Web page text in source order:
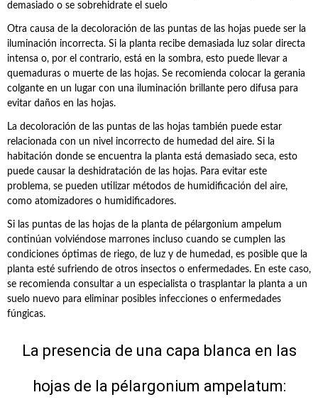
demasiado o se sobrehidrate el suelo
Otra causa de la decoloración de las puntas de las hojas puede ser la
iluminación incorrecta. Si la planta recibe demasiada luz solar directa
intensa o, por el contrario, está en la sombra, esto puede llevar a
quemaduras o muerte de las hojas. Se recomienda colocar la gerania
colgante en un lugar con una iluminación brillante pero difusa para
evitar daños en las hojas.
La decoloración de las puntas de las hojas también puede estar
relacionada con un nivel incorrecto de humedad del aire. Si la
habitación donde se encuentra la planta está demasiado seca, esto
puede causar la deshidratación de las hojas. Para evitar este
problema, se pueden utilizar métodos de humidificación del aire,
como atomizadores o humidificadores.
Si las puntas de las hojas de la planta de pélargonium ampelum
continúan volviéndose marrones incluso cuando se cumplen las
condiciones óptimas de riego, de luz y de humedad, es posible que la
planta esté sufriendo de otros insectos o enfermedades. En este caso,
se recomienda consultar a un especialista o trasplantar la planta a un
suelo nuevo para eliminar posibles infecciones o enfermedades
fúngicas.
La presencia de una capa blanca en las
hojas de la pélargonium ampelatum: